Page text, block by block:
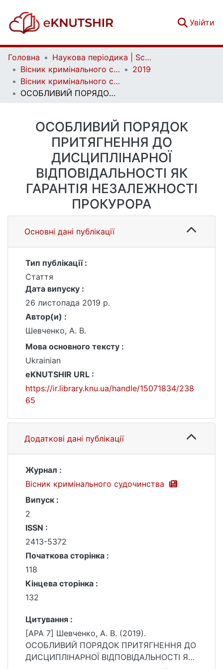
Увійти
Головна
Наукова періодика | Scientific periodicals
Вісник кримінального судочинства | Herald of criminal justice
2019
Вісник кримінального судочинства. № 2
ОСОБЛИВИЙ ПОРЯДОК ПРИТЯГНЕННЯ ДО ДИСЦИПЛІНАРНОЇ ВІДПОВІДАЛЬНОСТІ ЯК ГАРАНТІЯ НЕЗАЛЕЖНОСТІ ПРОКУРОРА
ОСОБЛИВИЙ ПОРЯДОК
ПРИТЯГНЕННЯ ДО
ДИСЦИПЛІНАРНОЇ
ВІДПОВІДАЛЬНОСТІ ЯК
ГАРАНТІЯ НЕЗАЛЕЖНОСТІ
ПРОКУРОРА
Основні дані публікації
Тип публікації :
Стаття
Дата випуску :
26 листопада 2019 р.
Автор(и) :
Шевченко, А. В.
Мова основного тексту :
Ukrainian
eKNUTSHIR URL :
https://ir.library.knu.ua/handle/15071834/238
65
Додаткові дані публікації
Журнал :
Вісник кримінального судочинства
Випуск :
2
ISSN :
2413-5372
Початкова сторінка :
118
Кінцева сторінка :
132
Цитування :
[APA 7] Шевченко, А. В. (2019).
ОСОБЛИВИЙ ПОРЯДОК ПРИТЯГНЕННЯ ДО
ДИСЦИПЛІНАРНОЇ ВІДПОВІДАЛЬНОСТІ ЯК